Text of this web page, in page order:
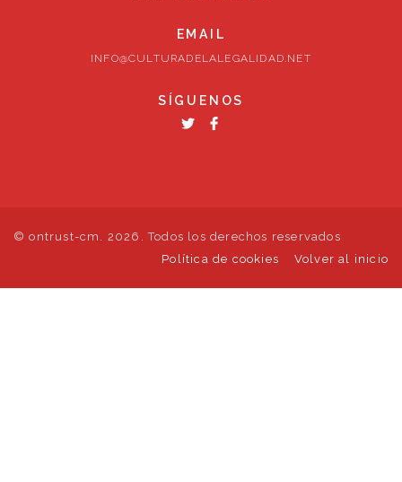
EMAIL
INFO@CULTURADELALEGALIDAD.NET
SÍGUENOS
© ontrust-cm. 2026. Todos los derechos reservados
Política de cookies Volver al inicio